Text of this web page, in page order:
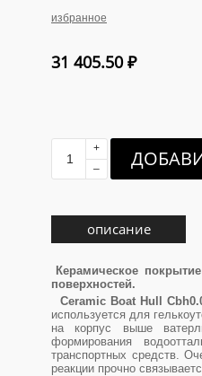
избранное
31 405.50₽
+
–
описание
Керамическое
поверхностей.
Ceramic Boat Hull
используется для
на корпус выше
формирования
транспортных средств.
реакции прочно